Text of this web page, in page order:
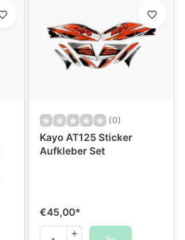
(0)
Kayo AT125 Sticker
Aufkleber Set
€45,00*